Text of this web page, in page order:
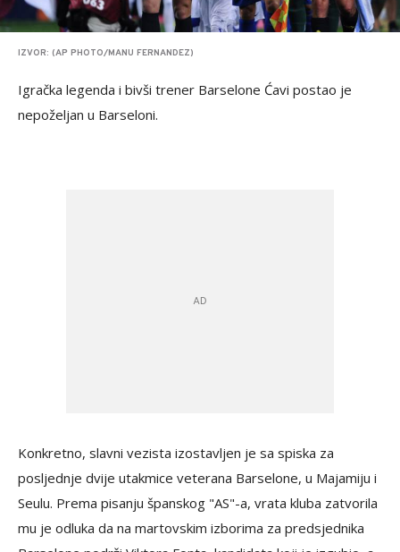
IZVOR: (AP PHOTO/MANU FERNANDEZ)
Igračka legenda i bivši trener Barselone Ćavi postao je
nepoželjan u Barseloni.
Konkretno, slavni vezista izostavljen je sa spiska za
posljednje dvije utakmice veterana Barselone, u Majamiju i
Seulu. Prema pisanju španskog "AS"-a, vrata kluba zatvorila
mu je odluka da na martovskim izborima za predsjednika